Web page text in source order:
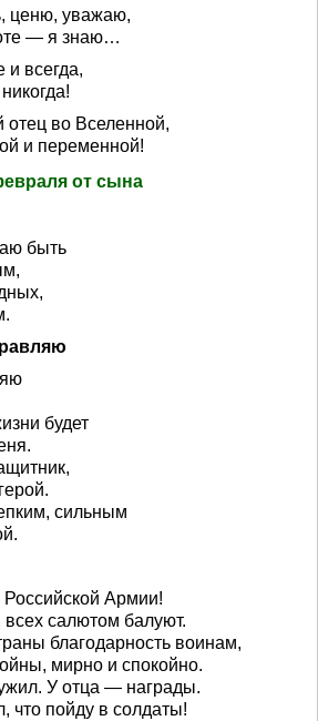
ценю, уважаю,
— я знаю…
всегда,
во Вселенной,
и переменной!
от сына
быть
будет
сильным
Армии!
всех салютом балуют.
благодарность воинам,
мирно и спокойно.
У отца — награды.
что пойду в солдаты!